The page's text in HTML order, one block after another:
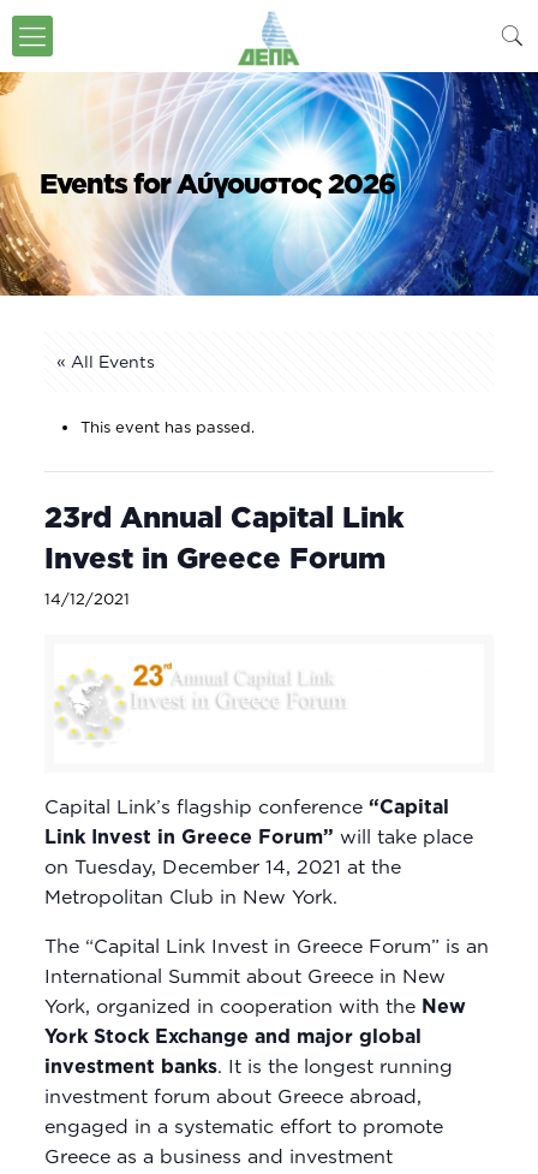
Events for Αύγουστος 2026
« All Events
This event has passed.
23rd Annual Capital Link
Invest in Greece Forum
14/12/2021
Capital Link’s flagship conference “Capital
Link Invest in Greece Forum” will take place
on Tuesday, December 14, 2021 at the
Metropolitan Club in New York.
The “Capital Link Invest in Greece Forum” is an
International Summit about Greece in New
York, organized in cooperation with the New
York Stock Exchange and major global
investment banks. It is the longest running
investment forum about Greece abroad,
engaged in a systematic effort to promote
Greece as a business and investment